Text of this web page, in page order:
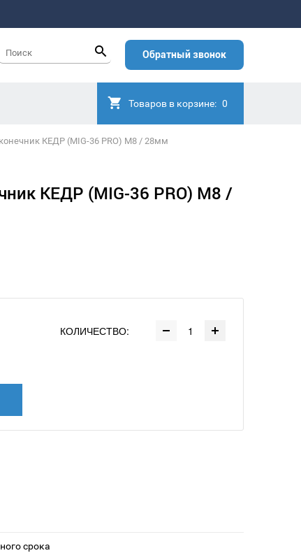
Обратный звонок
Товаров в корзине: 0
КЕДР (MIG-36 PRO) M8 / 28мм
КЕДР (MIG-36 PRO) M8 /
КОЛИЧЕСТВО:
срока